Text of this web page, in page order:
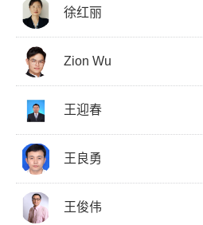
徐红丽
Zion Wu
王迎春
王良勇
王俊伟